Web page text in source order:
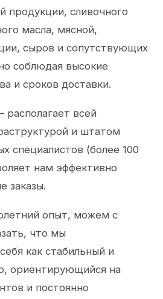
продукции, сливочного
масла, мясной,
сыров и сопутствующих
соблюдая высокие
и сроков доставки.
располагает всей
и штатом
специалистов (более 100
нам эффективно
заказы.
опыт, можем с
что мы
как стабильный и
ориентирующийся на
и постоянно